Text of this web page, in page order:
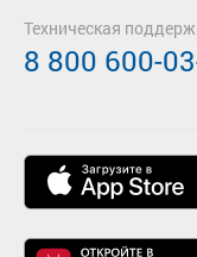
Техническая
8 800 600-